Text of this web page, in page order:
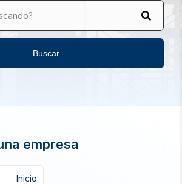
Buscar
empresa
Inicio